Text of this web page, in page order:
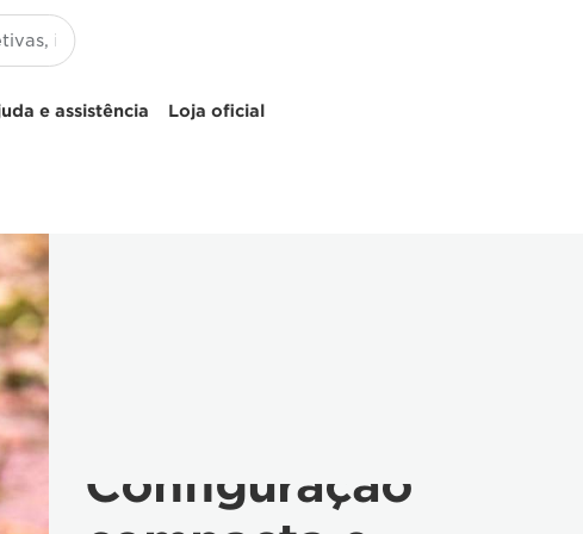
e assistência Loja oficial
Configuração